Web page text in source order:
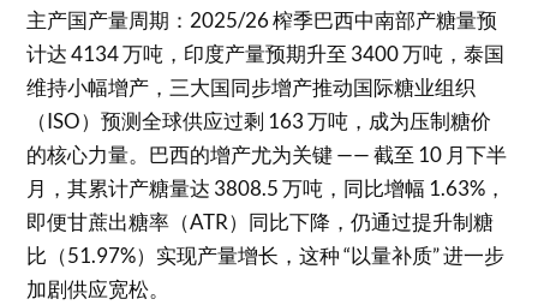
主产国产量周期：2025/26 榨季巴西中南部产糖量预
计达 4134 万吨，印度产量预期升至 3400 万吨，泰国
维持小幅增产，三大国同步增产推动国际糖业组织
（ISO）预测全球供应过剩 163 万吨，成为压制糖价
的核心力量。巴西的增产尤为关键 —— 截至 10 月下半
月，其累计产糖量达 3808.5 万吨，同比增幅 1.63%，
即便甘蔗出糖率（ATR）同比下降，仍通过提升制糖
比（51.97%）实现产量增长，这种 “以量补质” 进一步
加剧供应宽松。